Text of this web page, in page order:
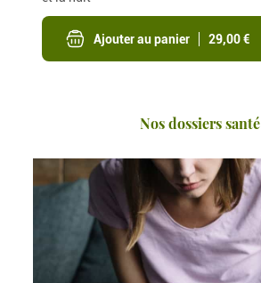
Ajouter au panier 29,00 €
Nos dossiers santé